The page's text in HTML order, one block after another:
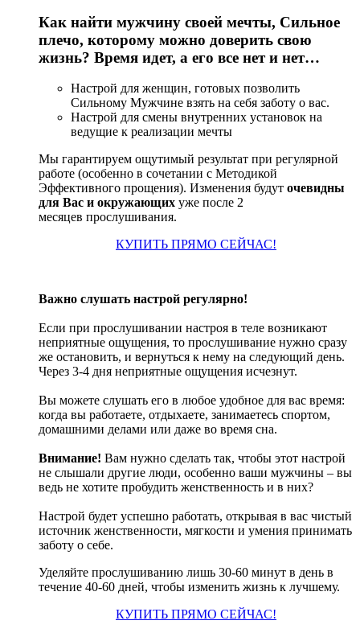
Как найти мужчину своей мечты, Сильное
плечо, которому можно доверить свою
жизнь? Время идет, а его все нет и нет…
Настрой для женщин, готовых позволить
Сильному Мужчине взять на себя заботу о вас.
Настрой для смены внутренних установок на
ведущие к реализации мечты
Мы гарантируем ощутимый результат при регулярной
работе (особенно в сочетании с Методикой
Эффективного прощения). Изменения будут очевидны
для Вас и окружающих уже после 2
месяцев прослушивания.
КУПИТЬ ПРЯМО СЕЙЧАС!
Важно слушать настрой регулярно!
Если при прослушивании настроя в теле возникают
неприятные ощущения, то прослушивание нужно сразу
же остановить, и вернуться к нему на следующий день.
Через 3-4 дня неприятные ощущения исчезнут.
Вы можете слушать его в любое удобное для вас время:
когда вы работаете, отдыхаете, занимаетесь спортом,
домашними делами или даже во время сна.
Внимание! Вам нужно сделать так, чтобы этот настрой
не слышали другие люди, особенно ваши мужчины – вы
ведь не хотите пробудить женственность и в них?
Настрой будет успешно работать, открывая в вас чистый
источник женственности, мягкости и умения принимать
заботу о себе.
Уделяйте прослушиванию лишь 30-60 минут в день в
течение 40-60 дней, чтобы изменить жизнь к лучшему.
КУПИТЬ ПРЯМО СЕЙЧАС!